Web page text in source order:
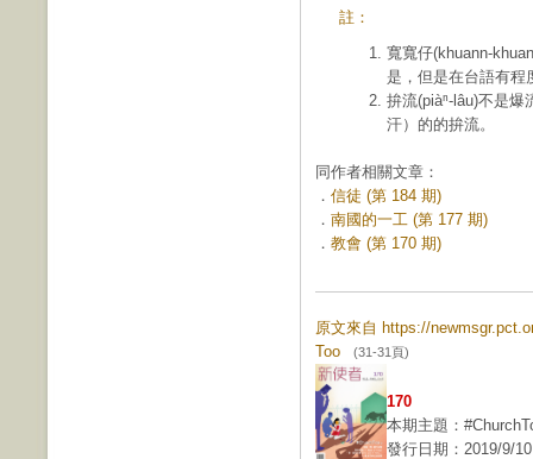
註：
寬寬仔(khuann-
是，但是在台語有程
拚流(piàⁿ-lâu)不是
汗）的的拚流。
同作者相關文章：
． 信徒 (第 184 期)
． 南國的一工 (第 177 期)
． 教會 (第 170 期)
原文來自 https://
Too (31-31頁)
170
本期主題：
發行日期：2019/9/10